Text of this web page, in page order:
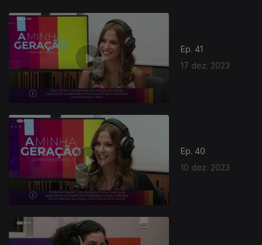
Ep. 41
17 dez. 2023
Ep. 40
10 dez. 2023